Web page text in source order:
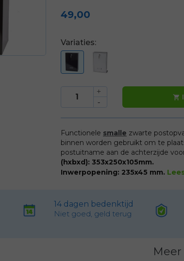
49,00
Variaties:

Functionele smalle zwarte
binnen worden gebruikt om te
postuitname aan de achterzijde
(hxbxd): 353x250x105mm.
Inwerpopening: 235x45 mm.
14 dagen bedenktijd
Niet goed, geld terug